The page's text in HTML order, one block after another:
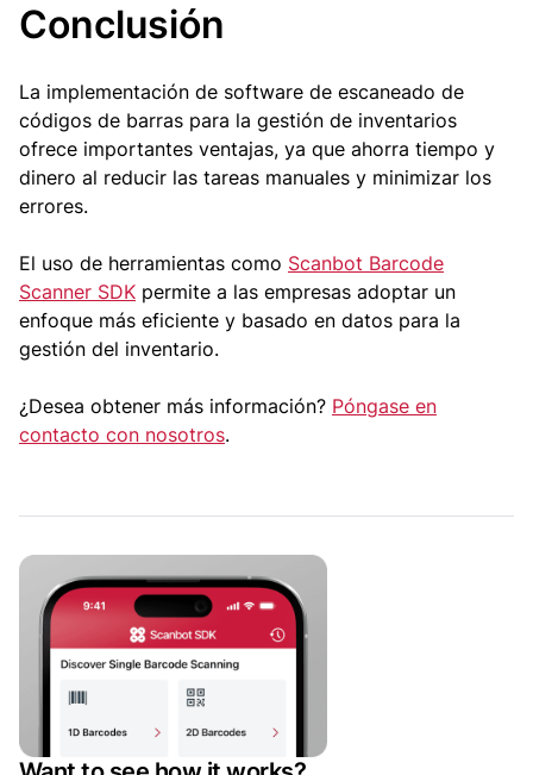
Conclusión
La implementación de software de escaneado de
códigos de barras para la gestión de inventarios
ofrece importantes ventajas, ya que ahorra tiempo y
dinero al reducir las tareas manuales y minimizar los
errores.
El uso de herramientas como Scanbot Barcode
Scanner SDK permite a las empresas adoptar un
enfoque más eficiente y basado en datos para la
gestión del inventario.
¿Desea obtener más información? Póngase en
contacto con nosotros.